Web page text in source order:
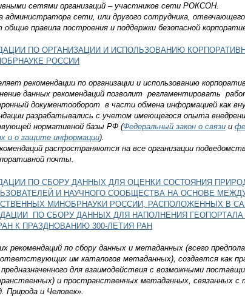
сетями организаций – участников сети РОКСОН.
администратора сети, или другого сотрудника,
правила построения и поддержки безопасной
ПО ОРГАНИЗАЦИИ И ИСПОЛЬЗОВАНИЮ
РОССИИ
рекомендации по организации и использованию
данных рекомендаций позволит регламентировать
документооборот в части обмена информацией как
разрабатывались с учетом имеющегося опыта
нормативной базы РФ (Федеральный закон о связии
и о защите информации).
распространяются на все организации
почты.
ПО СБОРУ ДАННЫХ ДЛЯ ОЦЕНКИ СОСТОЯНИЯ
И НАУЧНОГО СООБЩЕСТВА НА ОСНОВЕ
МИНОБРНАУКИ РОССИИ, РАСПОЛОЖЕННЫХ В
ПО СБОРУ ДАННЫХ ДЛЯ НАПОЛНЕНИЯ ГЕОПОРТАЛА
К ПРАЗДНОВАНИЮ 300-ЛЕТИЯ РАН
рекомендаций по сбору данных и метаданных (всего
им каталогов метаданных), создается как
для взаимодействия с возможными
и пространственных метаданных, связанных с
и Человек».